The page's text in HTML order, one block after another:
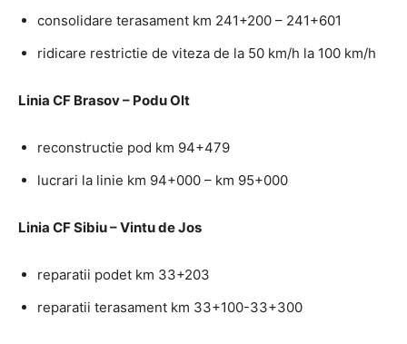
consolidare terasament km 241+200 – 241+601
ridicare restrictie de viteza de la 50 km/h la 100 km/h
Linia CF Brasov – Podu Olt
reconstructie pod km 94+479
lucrari la linie km 94+000 – km 95+000
Linia CF Sibiu – Vintu de Jos
reparatii podet km 33+203
reparatii terasament km 33+100-33+300